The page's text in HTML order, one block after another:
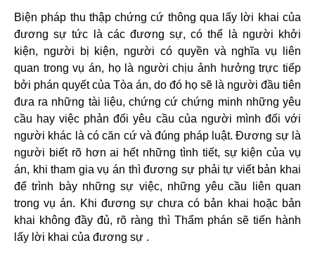
Biện pháp thu thập chứng cứ thông qua lấy lời khai của
đương sự tức là các đương sự, có thể là người khởi
kiện, người bị kiện, người có quyền và nghĩa vụ liên
quan trong vụ án, họ là người chịu ảnh hưởng trực tiếp
bởi phán quyết của Tòa án, do đó họ sẽ là người đầu tiên
đưa ra những tài liệu, chứng cứ chứng minh những yêu
cầu hay việc phản đối yêu cầu của người mình đối với
người khác là có căn cứ và đúng pháp luật. Đương sự là
người biết rõ hơn ai hết những tình tiết, sự kiện của vụ
án, khi tham gia vụ án thì đương sự phải tự viết bản khai
để trình bày những sự việc, những yêu cầu liên quan
trong vụ án. Khi đương sự chưa có bản khai hoặc bản
khai không đầy đủ, rõ ràng thì Thẩm phán sẽ tiến hành
lấy lời khai của đương sự .